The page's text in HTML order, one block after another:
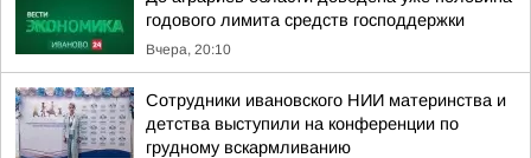
годового лимита средств господдержки
Вчера, 20:10
Сотрудники ивановского НИИ материнства и
детства выступили на конференции по
грудному вскармливанию